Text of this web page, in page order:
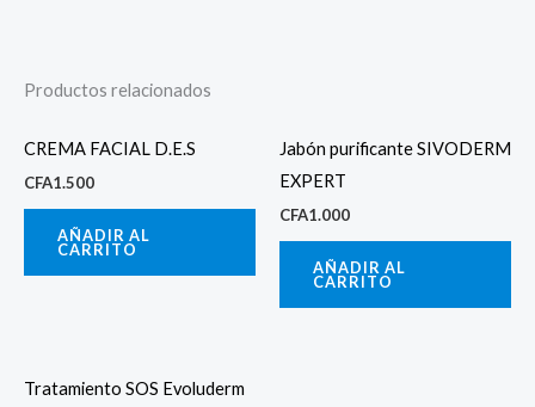
Productos relacionados
CREMA FACIAL D.E.S
CFA1.500
AÑADIR AL
CARRITO
Jabón purificante SIVODERM
EXPERT
CFA1.000
AÑADIR AL
CARRITO
Tratamiento SOS Evoluderm